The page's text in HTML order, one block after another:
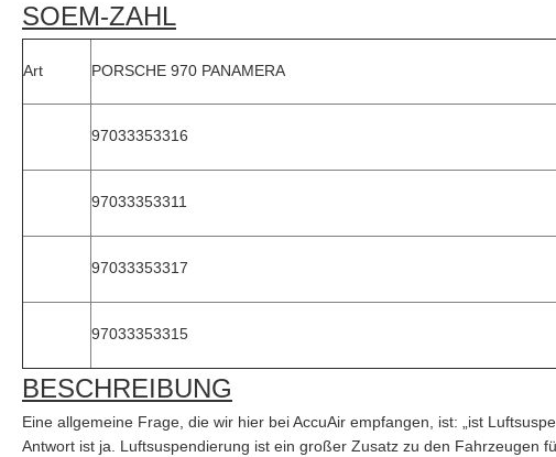
SOEM-ZAHL
Art PORSCHE 970 PANAMERA
97033353316
97033353311
97033353317
97033353315
BESCHREIBUNG
Eine allgemeine Frage, die wir hier bei AccuAir empfangen, ist: „ist
Antwort ist ja. Luftsuspendierung ist ein großer Zusatz zu den Fahrzeugen